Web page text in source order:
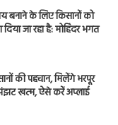
बनाने के लिए किसानों को
जा रहा है: मोहिंदर भगत
की पहचान, मिलेंगे भरपूर
झंझट खत्म, ऐसे करें अप्लाई